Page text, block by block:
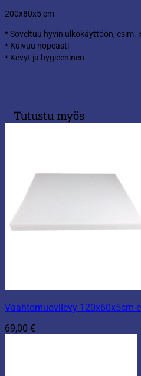
200x80x5 cm
* Soveltuu hyvin ulkokäyttöön, esim.
* Kuivuu nopeasti
* Kevyt ja hygieeninen
Tutustu myös
Vaahtomuovilevy 120x60x5cm
69,00 €